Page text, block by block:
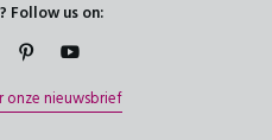
Follow us on:
onze nieuwsbrief